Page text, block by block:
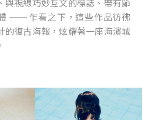
與視線巧妙互文的標誌、帶有節
── 乍看之下，這些作品彷彿
的復古海報，炫耀著一座海濱城